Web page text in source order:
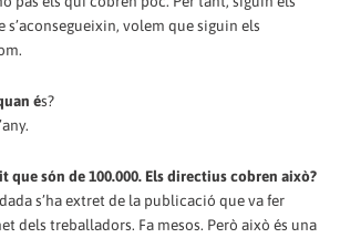
s’aconsegueixin, volem que siguin els
és?
que són de 100.000. Els directius cobren això?
s’ha extret de la publicació que va fer
dels treballadors. Fa mesos. Però això és una